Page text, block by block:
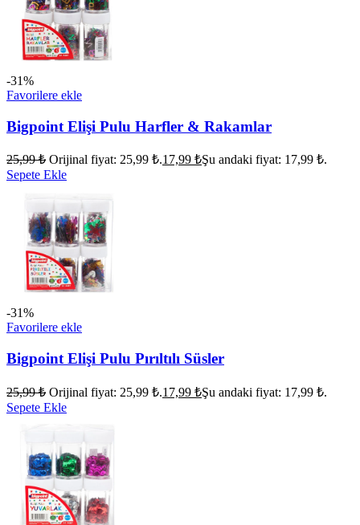
-31%
Favorilere ekle
Bigpoint Elişi Pulu Harfler & Rakamlar
25,99₺ Orijinal fiyat: 25,99 ₺.17,99 ₺Şu andaki fiyat: 17,99 ₺.
Sepete Ekle
-31%
Favorilere ekle
Bigpoint Elişi Pulu Pırıltılı Süsler
25,99₺ Orijinal fiyat: 25,99 ₺.17,99 ₺Şu andaki fiyat: 17,99 ₺.
Sepete Ekle